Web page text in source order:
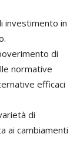
investimento in
di
normative
efficaci
di
ai cambiamenti